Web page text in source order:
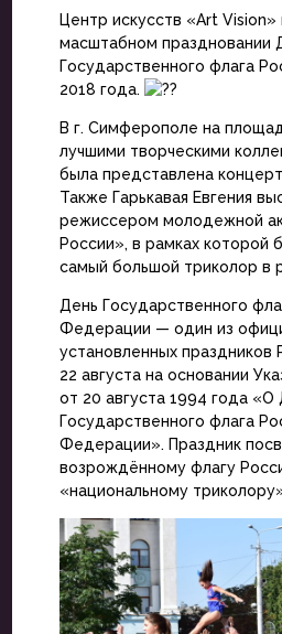
Центр искусств «Art Vision»
масштабном праздновании
Государственного флага
2018 года.
В г. Симферополе на
лучшими творческими
была представлена
Также Гарькавая Евгения
режиссером молодежной
России», в рамках которой
самый большой триколор в
День Государственного
Федерации — один из
установленных праздников
22 августа на основании
от 20 августа 1994 года «О
Государственного флага
Федерации». Праздник
возрождённому флагу
«национальному